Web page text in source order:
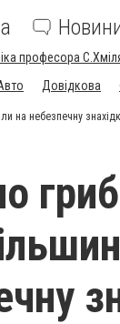
професора
Довідкова
на небезпечну